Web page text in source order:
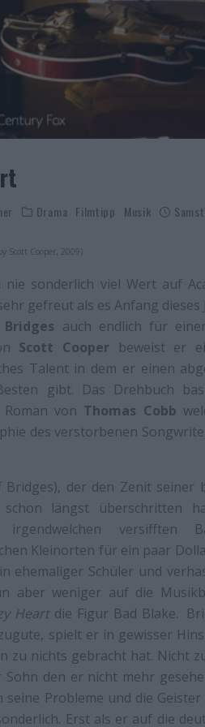
Drama Filmtipp Musik
Scott Cooper, 2009)
nie sonderlich viel Wert auf
gefreut als es Anfang
Bridges auch endlich für
Scott Cooper beweist er
Talent in dem er einen
gibt. Das Drehbuch
Roman von Thomas Cobb
des verstorbenen
Bridges), der den Zenit seiner
schon längst überschritten
versifften
Kleinorten für ein paar
ehemaliger Schüler und
aber weniger auf die
Heart die Figur Bad Blake.
spielt er in gewisser
zu nichts gebracht hat. Nicht
den er nicht mehr
seine Probleme und die
Erst als er auf die